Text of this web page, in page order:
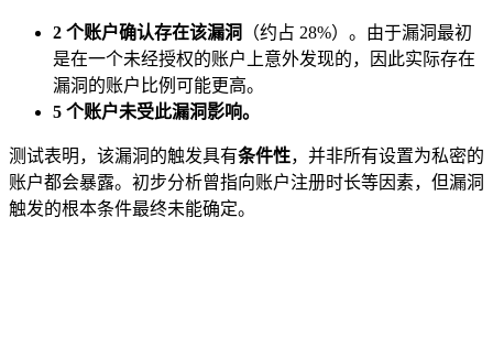
2 个账户确认存在该漏洞
（约占 28%）。由于漏洞最初
是在一个未经授权的账户上意外发现的，因此实际存在
漏洞的账户比例可能更高。
5 个账户未受此漏洞影响。
测试表明，该漏洞的触发具有条件性，并非所有设置为私密的
账户都会暴露。初步分析曾指向账户注册时长等因素，但漏洞
触发的根本条件最终未能确定。